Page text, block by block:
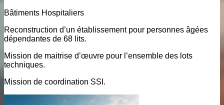
Bâtiments Hospitaliers
Reconstruction d’un établissement pour personnes âgées
dépendantes de 68 lits.
Mission de maitrise d’œuvre pour l’ensemble des lots
techniques.
Mission de coordination SSI.